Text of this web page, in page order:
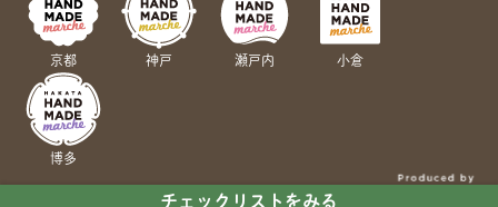
チェックリストをみる
京都 神戸 瀬戸内 小倉
博多